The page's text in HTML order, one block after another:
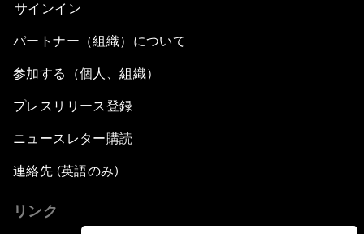
サインイン
パートナー（組織）について
参加する（個人、組織）
プレスリリース登録
ニュースレター購読
連絡先 (英語のみ)
リンク